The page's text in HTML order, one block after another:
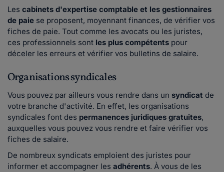
Les cabinets d'expertise comptable et les gestionnaires
de paie se proposent, moyennant finances, de vérifier vos
fiches de paie. Tout comme les avocats ou les juristes,
ces professionnels sont les plus compétents pour
déceler les erreurs et vérifier vos bulletins de salaire.
Organisations syndicales
Vous pouvez par ailleurs vous rendre dans un syndicat de
votre branche d'activité. En effet, les organisations
syndicales font des permanences juridiques gratuites,
auxquelles vous pouvez vous rendre et faire vérifier vos
fiches de salaire.
De nombreux syndicats emploient des juristes pour
informer et accompagner les adhérents. À vous de les